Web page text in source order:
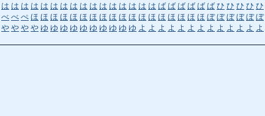
は は は は は は は は は は は は は は は は ば ば ば ば ば ば ひ ひ ひ ひ ひ
べ べ ぺ ほ ほ ほ ほ ほ ほ ほ ほ ほ ほ ほ ほ ほ ほ ほ ほ ほ ほ ぼ ぼ ぼ ぼ ぼ ぼ
や や や や ゆ ゆ ゆ ゆ ゆ ゆ ゆ ゆ ゆ ゆ よ よ よ よ よ よ よ よ よ よ よ よ よ